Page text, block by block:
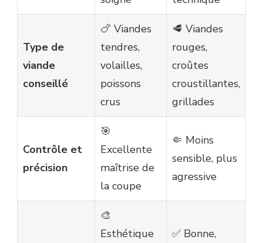
Type de
viande
conseillé
🍗 Viandes
tendres,
volailles,
poissons
crus
🥩 Viandes
rouges,
croûtes
croustillantes,
grillades
Contrôle et
précision
🎯
Excellente
maîtrise de
la coupe
🤏 Moins
sensible, plus
agressive
🎨
Esthétique
✅ Bonne,